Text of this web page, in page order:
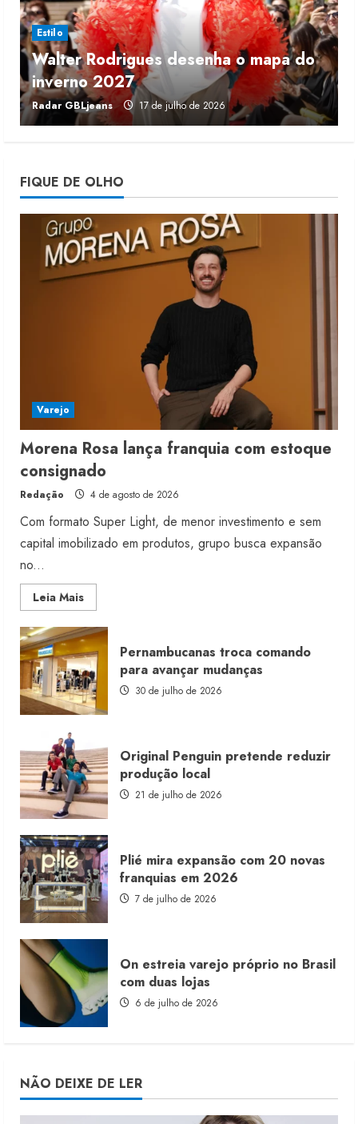
3
4 de agosto de 2026
4
Projeto testa passaporte digital na
moda nacional
4 de agosto de 2026
5
Morena Rosa lança franquia com
estoque consignado
4 de agosto de 2026
Estilo
Walter Rodrigues desenha o mapa do
inverno 2027
Radar GBLjeans 17 de julho de 2026
FIQUE DE OLHO
Varejo
Morena Rosa lança franquia com estoque
consignado
Redação 4 de agosto de 2026
Com formato Super Light, de menor investimento e sem
capital imobilizado em produtos, grupo busca expansão
no...
Leia MaisRead
more
Morena
Rosa
lança
franquia
com
estoque
consignado
Pernambucanas troca comando
para avançar mudanças
30 de julho de 2026
Original Penguin pretende reduzir
produção local
21 de julho de 2026
Plié mira expansão com 20 novas
franquias em 2026
7 de julho de 2026
On estreia varejo próprio no Brasil
com duas lojas
6 de julho de 2026
NÃO DEIXE DE LER